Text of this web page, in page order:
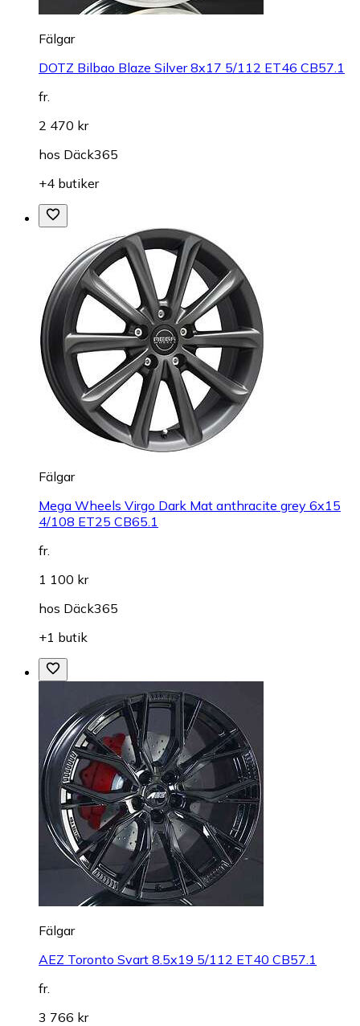
Fälgar
DOTZ Bilbao Blaze Silver 8x17 5/112 ET46 CB57.1
fr.
2 470 kr
hos Däck365
+4 butiker
Fälgar
Mega Wheels Virgo Dark Mat anthracite grey 6x15
4/108 ET25 CB65.1
fr.
1 100 kr
hos Däck365
+1 butik
Fälgar
AEZ Toronto Svart 8.5x19 5/112 ET40 CB57.1
fr.
3 766 kr